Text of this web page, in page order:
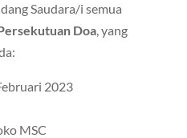
Saudara/i semua
Doa, yang
2023
MSC